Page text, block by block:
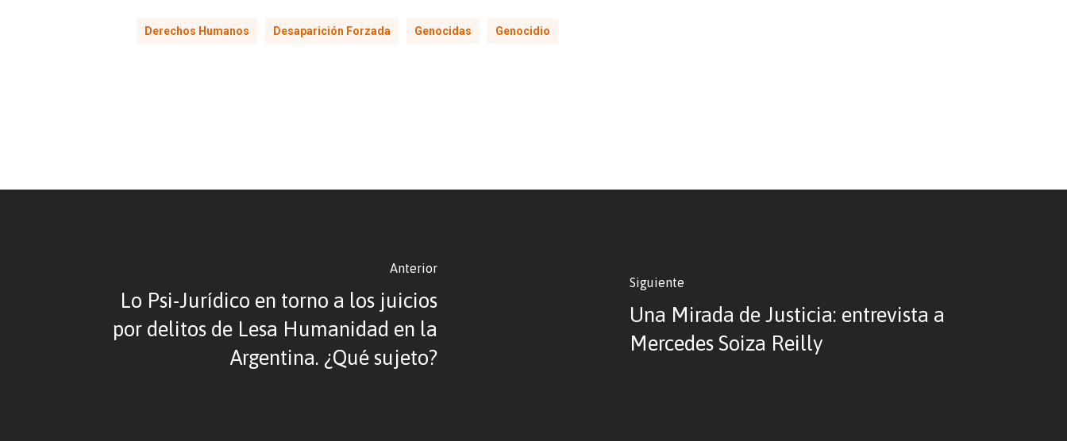
Derechos Humanos Desaparición Forzada Genocidas Genocidio
Anterior
Lo Psi-Jurídico en torno a los juicios
por delitos de Lesa Humanidad en la
Argentina. ¿Qué sujeto?
Siguiente
Una Mirada de Justicia: entrevista a
Mercedes Soiza Reilly